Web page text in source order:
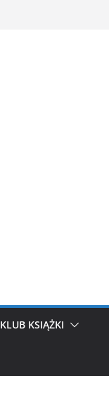
KLUB KSIĄŻKI